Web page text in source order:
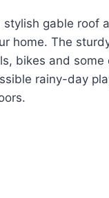
gable roof
home. The
bikes and some
rainy-day